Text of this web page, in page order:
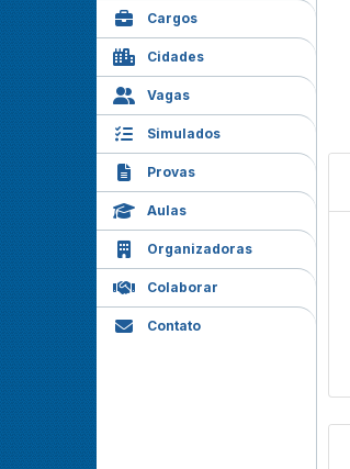
Cargos
Cidades
Vagas
Simulados
Provas
Aulas
Organizadoras
Colaborar
Contato